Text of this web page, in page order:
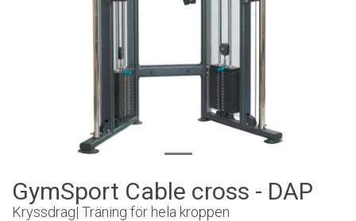
GymSport Cable cross - DAP
Kryssdrag| Träning för hela kroppen